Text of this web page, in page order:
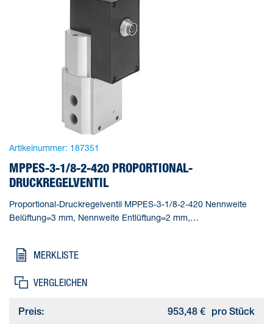
Artikelnummer: 187351
MPPES-3-1/8-2-420 PROPORTIONAL-
DRUCKREGELVENTIL
Proportional-Druckregelventil MPPES-3-1/8-2-420 Nennweite
Belüftung=3 mm, Nennweite Entlüftung=2 mm,
MERKLISTE
VERGLEICHEN
Preis: 953,48 € pro Stück